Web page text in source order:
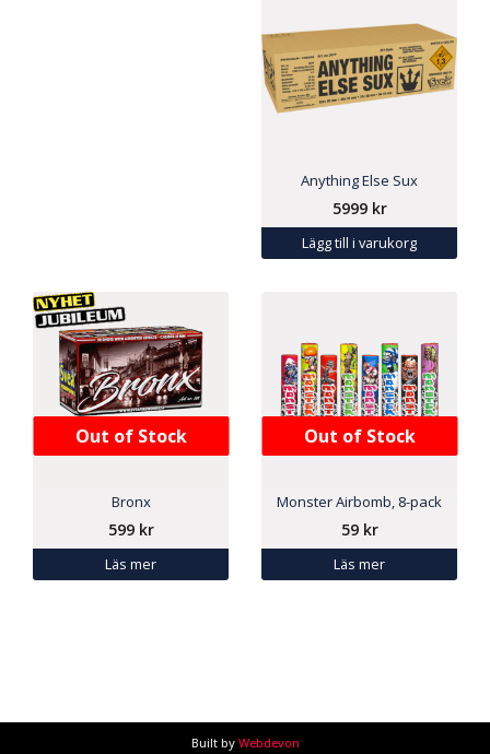
Anything Else Sux
5999 kr
Lägg till i varukorg
Out of Stock
Bronx
599 kr
Läs mer
Out of Stock
Monster Airbomb, 8-pack
59 kr
Läs mer
Built by Webdevon